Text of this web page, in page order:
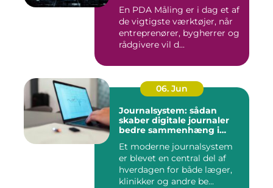
En PDA Måling er i dag et af
de vigtigste værktøjer, når
entreprenører, bygherrer og
rådgivere vil d...
06. Jun
Journalsystem: sådan
skaber digitale journaler
bedre sammenhæng i
Et moderne journalsystem
er blevet en central del af
hverdagen for både læger,
klinikker og andre be...